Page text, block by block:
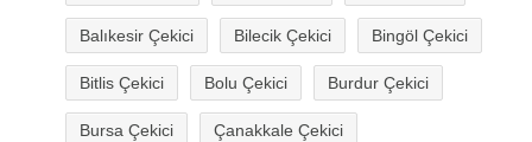
Balıkesir Çekici Bilecik Çekici Bingöl Çekici
Bitlis Çekici Bolu Çekici Burdur Çekici
Bursa Çekici Çanakkale Çekici